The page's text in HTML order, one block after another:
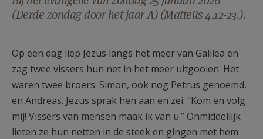
MIJN PAROCHIE
(Derde zondag door het jaar A) (Matteüs 4,12-23.).
Op een dag liep Jezus langs het meer van Galilea en
zag twee vissers hun net in het meer uitgooien. Het
waren twee broers: Simon, ook nog Petrus genoemd,
en Andreas. Jezus sprak hen aan en zei: “Kom en volg
mij! Vissers van mensen maak ik van u.” Onmiddellijk
lieten ze hun netten in de steek en gingen met hem